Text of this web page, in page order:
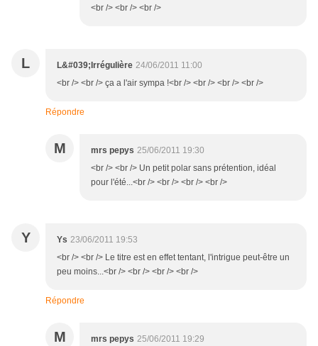
<br /> <br /> <br />
L L&#039;Irrégulière 24/06/2011 11:00
<br /> <br /> ça a l'air sympa !<br /> <br /> <br /> <br />
Répondre
M mrs pepys 25/06/2011 19:30
<br /> <br /> Un petit polar sans prétention, idéal
pour l'été...<br /> <br /> <br /> <br />
Y Ys 23/06/2011 19:53
<br /> <br /> Le titre est en effet tentant, l'intrigue peut-être un
peu moins...<br /> <br /> <br /> <br />
Répondre
M mrs pepys 25/06/2011 19:29